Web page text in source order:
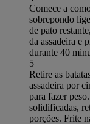
Comece a
sobrepondo
de pato
da assadeira e
durante 40
5
Retire as
assadeira por
para fazer
solidificadas,
porções. Frite